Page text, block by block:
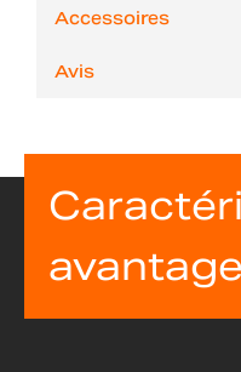
Accessoires
Avis